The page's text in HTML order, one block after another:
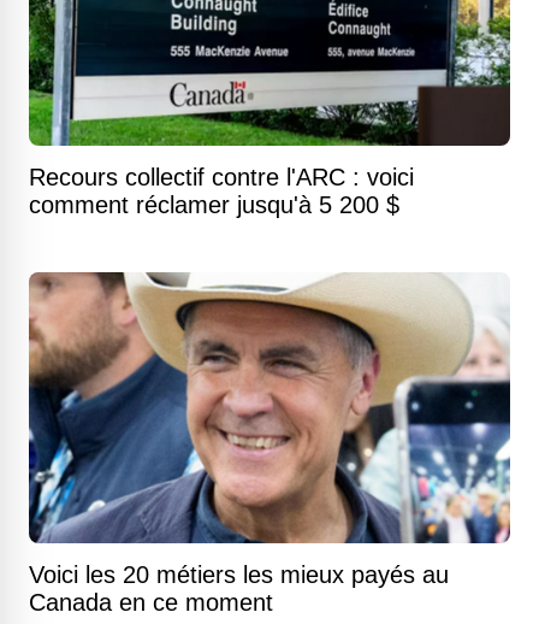
Recours collectif contre l'ARC : voici
comment réclamer jusqu'à 5 200 $
Voici les 20 métiers les mieux payés au
Canada en ce moment